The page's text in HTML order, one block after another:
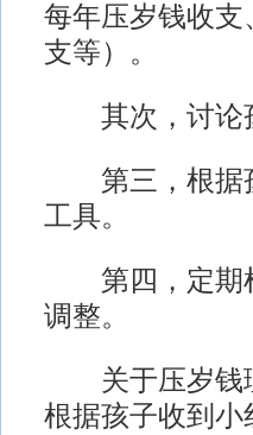
每年压岁钱收
支等）。
其次，讨论孩
第三，根据孩
工具。
第四，定期检
调整。
关于压岁钱理
根据孩子收到